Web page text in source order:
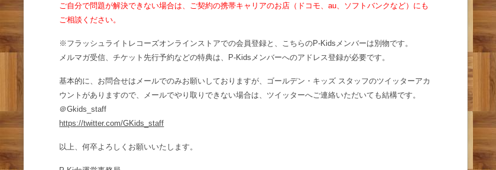
ご自分で問題が解決できない場合は、ご契約の携帯キャリアのお店（ドコモ、au、ソフトバンクなど）にも
ご相談ください。
※フラッシュライトレコーズオンラインストアでの会員登録と、こちらのP-Kidsメンバーは別物です。
メルマガ受信、チケット先行予約などの特典は、P-Kidsメンバーへのアドレス登録が必要です。
基本的に、お問合せはメールでのみお願いしておりますが、ゴールデン・キッズ スタッフのツイッターアカ
ウントがありますので、メールでやり取りできない場合は、ツイッターへご連絡いただいても結構です。
＠Gkids_staff
https://twitter.com/GKids_staff
以上、何卒よろしくお願いいたします。